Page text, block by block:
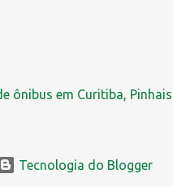
ônibus em Curitiba,
Tecnologia do Blogger